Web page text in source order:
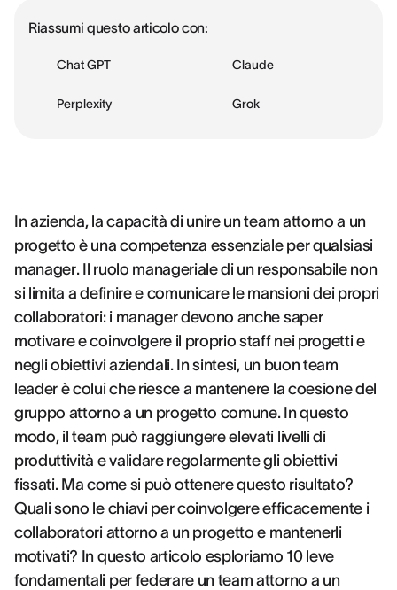
Riassumi questo articolo con:
Chat GPT Claude
Perplexity Grok
In azienda, la capacità di unire un team attorno a un
progetto è una competenza essenziale per qualsiasi
manager. Il ruolo manageriale di un responsabile non
si limita a definire e comunicare le mansioni dei propri
collaboratori: i manager devono anche saper
motivare e coinvolgere il proprio staff nei progetti e
negli obiettivi aziendali. In sintesi, un buon team
leader è colui che riesce a mantenere la coesione del
gruppo attorno a un progetto comune. In questo
modo, il team può raggiungere elevati livelli di
produttività e validare regolarmente gli obiettivi
fissati. Ma come si può ottenere questo risultato?
Quali sono le chiavi per coinvolgere efficacemente i
collaboratori attorno a un progetto e mantenerli
motivati? In questo articolo esploriamo 10 leve
fondamentali per federare un team attorno a un